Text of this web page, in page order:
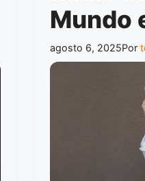
Mundo
agosto 6, 2025Por